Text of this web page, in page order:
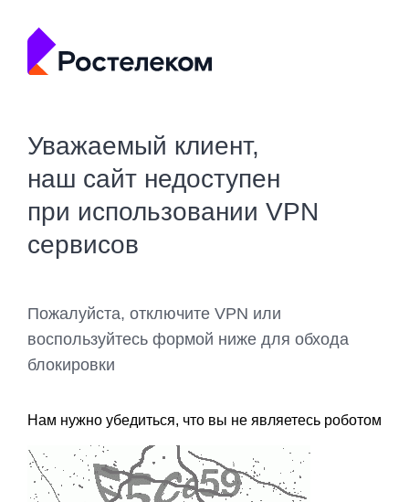
Уважаемый клиент,
наш сайт недоступен
при использовании VPN
сервисов
Пожалуйста, отключите VPN или
воспользуйтесь формой ниже для обхода
блокировки
Нам нужно убедиться, что вы не являетесь роботом